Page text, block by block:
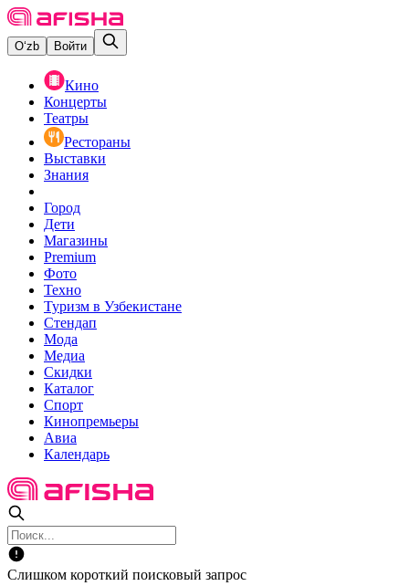
O‘zb Войти
Кино
Концерты
Театры
Рестораны
Выставки
Знания
Город
Дети
Магазины
Premium
Фото
Техно
Туризм в Узбекистане
Стендап
Мода
Медиа
Скидки
Каталог
Спорт
Кинопремьеры
Авиа
Календарь
Слишком короткий поисковый запрос